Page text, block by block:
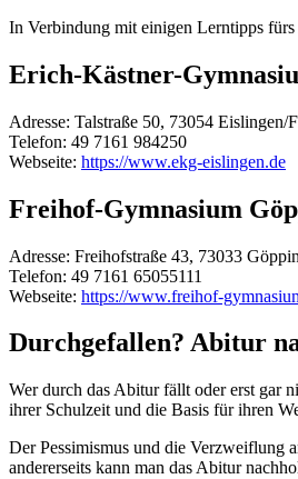
In Verbindung mit einigen Lerntipps
Erich-Kästner-
Adresse: Talstraße 50, 73054 Eislingen/
Telefon: 49 7161 984250
Webseite: https://www.ekg-eislingen.de
Freihof-Gymnasium
Adresse: Freihofstraße 43, 73033
Telefon: 49 7161 65055111
Webseite: https://www.freihof-
Durchgefallen? Abitur
Wer durch das Abitur fällt oder erst gar
ihrer Schulzeit und die Basis für ihren
Der Pessimismus und die Verzweiflung
andererseits kann man das Abitur